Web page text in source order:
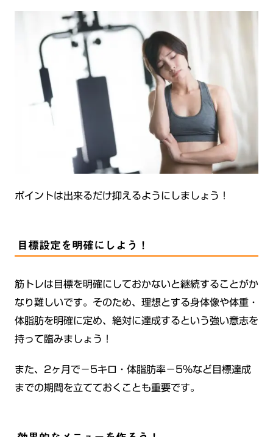
ポイントは出来るだけ抑えるようにしましょう！
目標設定を明確にしよう！
筋トレは目標を明確にしておかないと継続することがか
なり難しいです。そのため、理想とする身体像や体重・
体脂肪を明確に定め、絶対に達成するという強い意志を
持って臨みましょう！
また、2ヶ月で−5キロ・体脂肪率－5％など目標達成
までの期間を立てておくことも重要です。